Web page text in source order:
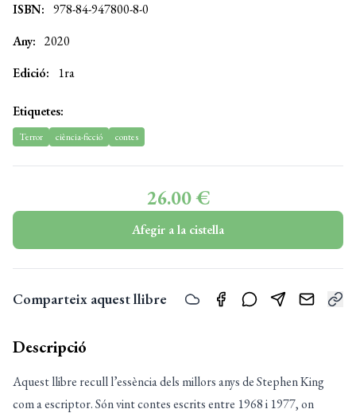
ISBN: 978-84-947800-8-0
Any: 2020
Edició:
1ra
Etiquetes:
Terror ciència-ficció contes
26.00 €
Afegir a la cistella
Comparteix aquest llibre
Descripció
Aquest llibre recull l’essència dels millors anys de Stephen King
com a escriptor. Són vint contes escrits entre 1968 i 1977, on